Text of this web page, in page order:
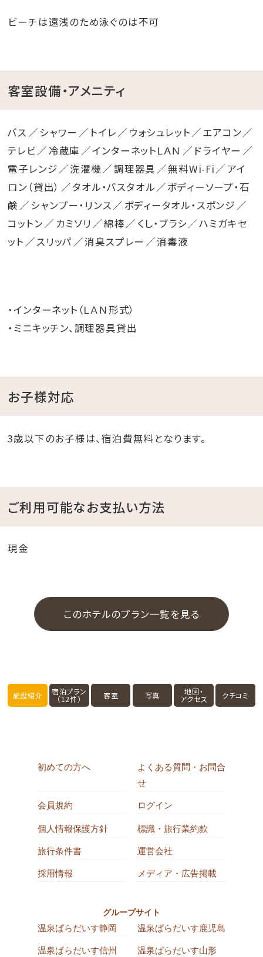
ビーチは遠浅のため泳ぐのは不可
客室設備・アメニティ
バス シャワー トイレ ウォシュレット
エアコン
テレビ
冷蔵庫 インターネットＬＡＮ
ドライヤー
電子レンジ
洗濯機 調理器具 無料Wi-Fi
アイ
ロン（貸出）
タオル・バスタオル
ボディーソープ・石
鹸
シャンプー・リンス
ボディータオル・スポンジ
コットン
カミソリ 綿棒 くし・ブラシ
ハミガキセ
ット
スリッパ 消臭スプレー 消毒液
・インターネット（ＬＡＮ形式）
・ミニキッチン、調理器具貸出
お子様対応
3歳以下のお子様は、宿泊費無料となります。
ご利用可能なお支払い方法
現金
このホテルのプラン一覧を見る
施設紹介 宿泊プラン
（12件） 客室 写真 地図・
アクセス クチコミ
初めての方へ
よくある質問・お問合
せ
会員規約 ログイン
個人情報保護方針 標識・旅行業約款
旅行条件書 運営会社
採用情報 メディア・広告掲載
グループサイト
温泉ぱらだいす静岡 温泉ぱらだいす鹿児島
温泉ぱらだいす信州 温泉ぱらだいす山形